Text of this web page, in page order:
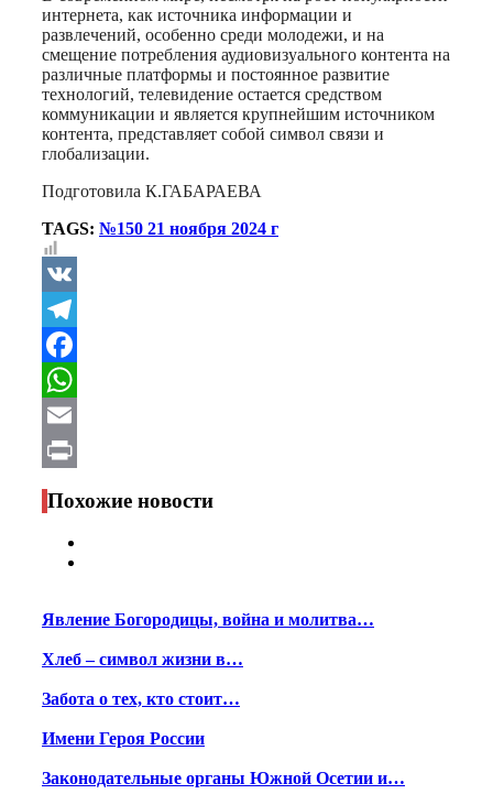
интернета, как источника информации и
развлечений, особенно среди молодежи, и на
смещение потребления аудиовизуального контента на
различные платформы и постоянное развитие
технологий, телевидение остается средством
коммуникации и является крупнейшим источником
контента, представляет собой символ связи и
глобализации.
Подготовила К.ГАБАРАЕВА
TAGS: №150 21 ноября 2024 г
VK
Telegram
Facebook
WhatsApp
Email
Print
Похожие новости
Явление Богородицы, война и молитва…
Хлеб – символ жизни в…
Забота о тех, кто стоит…
Имени Героя России
Законодательные органы Южной Осетии и…